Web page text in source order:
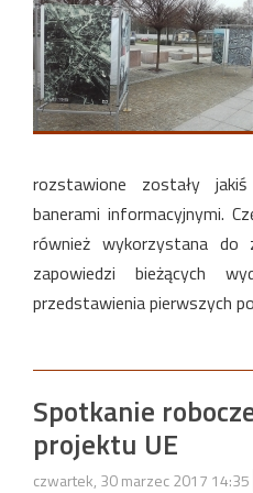
rozstawione zostały
banerami informacyjnymi.
również wykorzystana do
zapowiedzi bieżących
przedstawienia pierwszych
Spotkanie
projektu UE
czwartek, 30 marzec 2017 14:35